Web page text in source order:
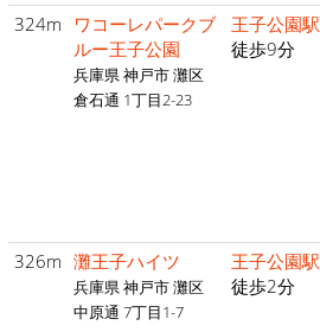
324m
ワコーレパークブ
ルー王子公園
兵庫県 神戸市 灘区
倉石通 1丁目2-23
王子公園駅
徒歩9分
326m 灘王子ハイツ
兵庫県 神戸市 灘区
中原通 7丁目1-7
王子公園駅
徒歩2分